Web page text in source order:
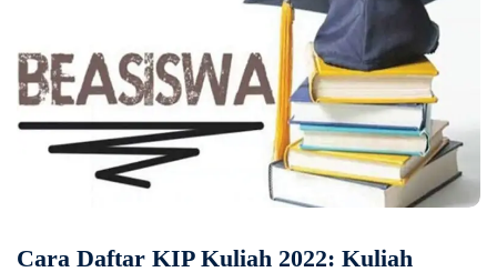
Cara Daftar KIP Kuliah 2022: Kuliah